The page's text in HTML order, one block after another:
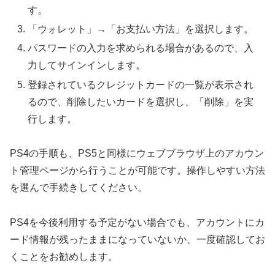
す。
「ウォレット」→「お支払い方法」を選択します。
パスワードの入力を求められる場合があるので、入
力してサインインします。
登録されているクレジットカードの一覧が表示され
るので、削除したいカードを選択し、「削除」を実
行します。
PS4の手順も、PS5と同様にウェブブラウザ上のアカウン
ト管理ページから行うことが可能です。操作しやすい方法
を選んで手続きしてください。
PS4を今後利用する予定がない場合でも、アカウントにカ
ード情報が残ったままになっていないか、一度確認してお
くことをお勧めします。